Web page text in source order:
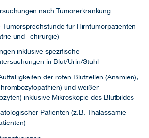
nach Tumorerkrankung
Tumorsprechstunde für Hirntumorpatienten
und –chirurgie)
inklusive spezifische
in Blut/Urin/Stuhl
der roten Blutzellen (Anämien),
und weißen
inklusive Mikroskopie des Blutbildes
Patienten (z.B. Thalassämie-